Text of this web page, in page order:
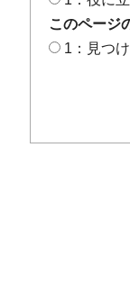
このページ
1：見つ